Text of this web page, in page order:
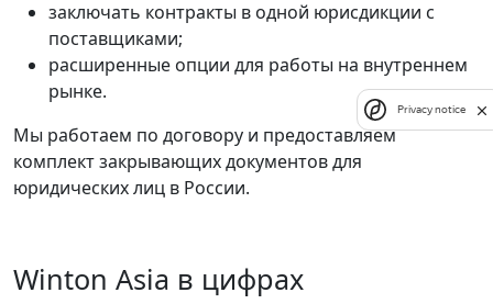
заключать контракты в одной юрисдикции с
поставщиками;
расширенные опции для работы на внутреннем
рынке.
Мы работаем по договору и предоставляем
комплект закрывающих документов для
юридических лиц в России.
Winton Asia в цифрах
Privacy notice